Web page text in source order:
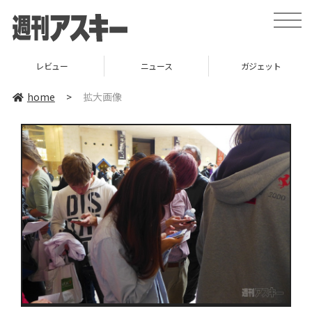
toggle
レビュー ニュース ガジェット
home > 拡大画像